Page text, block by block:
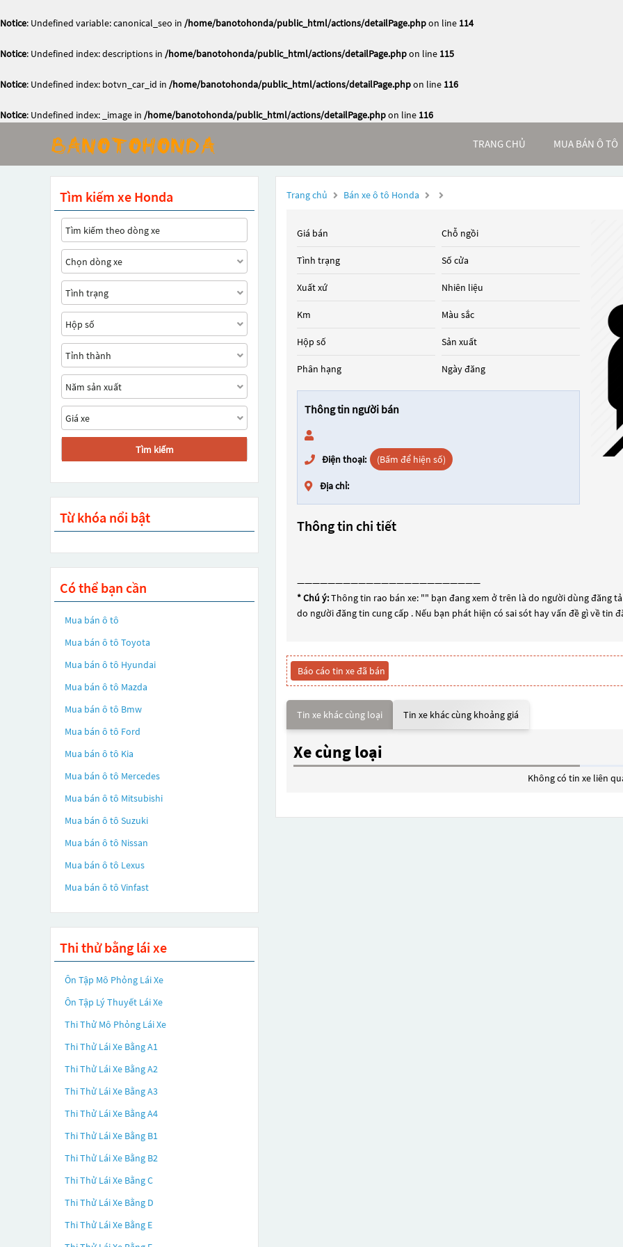
Notice: Undefined variable: canonical_seo in /home/banotohonda/public_html/actions/detailPage.phpon line 114
Notice: Undefined index: descriptions in /home/banotohonda/public_html/actions/detailPage.phpon line 115
Notice: Undefined index: botvn_car_id in /home/banotohonda/public_html/actions/detailPage.phpon line 116
Notice: Undefined index: _image in /home/banotohonda/public_html/actions/detailPage.phpon line 116
TRANG CHỦ MUA BÁN Ô TÔ
Trang chủ Bán xe ô tô Honda
Giá bán
Tình trạng
Xuất xứ
Km
Hộp số
Phân hạng
Chỗ ngồi
Số cửa
Nhiên liệu
Màu sắc
Sản xuất
Ngày đăng
Thông tin người bán
Điện thoại: (Bấm để hiện số)
Địa chỉ:
Thông tin chi tiết
————————————————————————
* Chú ý:Thông tin rao bán xe: "" bạn đang xem ở trên là do người dùng đăng
do người đăng tin cung cấp . Nếu bạn phát hiện có sai sót hay vấn đề gì về tin
Báo cáo tin xe đã bán
Tin xe khác cùng loại Tin xe khác cùng khoảng giá
Xe cùng loại
Không có tin xe liên
Tìm kiếm xe Honda
Tìm kiếm
Từ khóa nổi bật
Có thể bạn cần
Mua bán ô tô
Mua bán ô tô Toyota
Mua bán ô tô Hyundai
Mua bán ô tô Mazda
Mua bán ô tô Bmw
Mua bán ô tô Ford
Mua bán ô tô Kia
Mua bán ô tô Mercedes
Mua bán ô tô Mitsubishi
Mua bán ô tô Suzuki
Mua bán ô tô Nissan
Mua bán ô tô Lexus
Mua bán ô tô Vinfast
Thi thử bằng lái xe
Ôn Tập Mô Phỏng Lái Xe
Ôn Tập Lý Thuyết Lái Xe
Thi Thử Mô Phỏng Lái Xe
Thi Thử Lái Xe Bằng A1
Thi Thử Lái Xe Bằng A2
Thi Thử Lái Xe Bằng A3
Thi Thử Lái Xe Bằng A4
Thi Thử Lái Xe Bằng B1
Thi Thử Lái Xe Bằng B2
Thi Thử Lái Xe Bằng C
Thi Thử Lái Xe Bằng D
Thi Thử Lái Xe Bằng E